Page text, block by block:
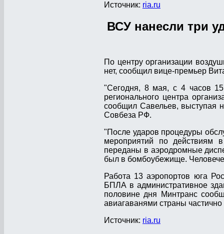
Источник: ria.ru
ВСУ нанесли три
По центру организации
нет, сообщил вице-премьер
"Сегодня, 8 мая, с 4 часов
регионального центра
сообщил Савельев, выступая
Совбеза РФ.
"После ударов процедуры
мероприятий по действиям
переданы в аэродромные
был в бомбоубежище.
Работа 13 аэропортов юга
БПЛА в административное
половине дня Минтранс
авиагаванями страны
Источник: ria.ru